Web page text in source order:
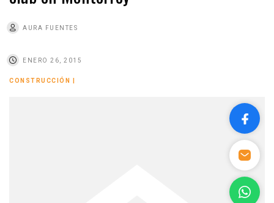
AURA FUENTES
ENERO 26, 2015
CONSTRUCCIÓN